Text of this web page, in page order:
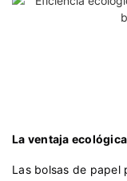
La ventaja
Las bolsas de papel